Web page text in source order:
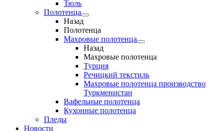
Тюль
Полотенца
Назад
Полотенца
Махровые полотенца
Назад
Махровые полотенца
Турция
Речицкий текстиль
Махровые полотенца производство
Туркменистан
Вафельные полотенца
Кухонные полотенца
Пледы
Новости